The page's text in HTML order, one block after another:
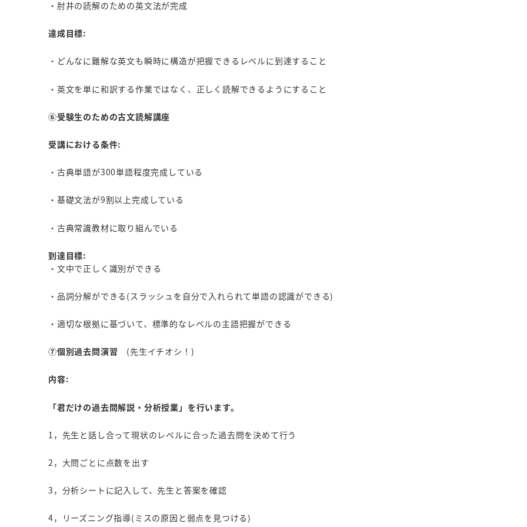
・肘井の読解のための英文法が完成
達成目標:
・どんなに難解な英文も瞬時に構造が把握できるレベルに到達すること
・英文を単に和訳する作業ではなく、正しく読解できるようにすること
⑥受験生のための古文読解講座
受講における条件:
・古典単語が300単語程度完成している
・基礎文法が9割以上完成している
・古典常識教材に取り組んでいる
到達目標:
・文中で正しく識別ができる
・品詞分解ができる(スラッシュを自分で入れられて単語の認識ができる)
・適切な根拠に基づいて、標準的なレベルの主語把握ができる
⑦個別過去問演習 (先生イチオシ！)
内容:
「君だけの過去問解説・分析授業」を行います。
1，先生と話し合って現状のレベルに合った過去問を決めて行う
2，大問ごとに点数を出す
3，分析シートに記入して、先生と答案を確認
4，リーズニング指導(ミスの原因と弱点を見つける)